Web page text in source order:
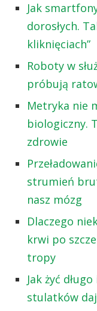
Jak
dorosłych.
kliknięciach”
Roboty w
próbują
Metryka nie
biologiczny.
zdrowie
strumień
nasz mózg
Dlaczego
krwi po
tropy
Jak żyć
stulatków